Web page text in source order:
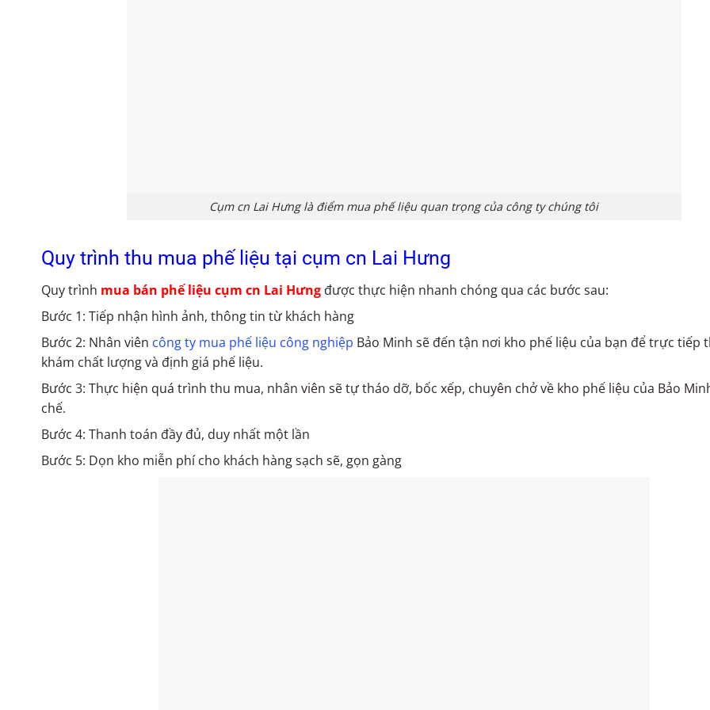
Cụm cn Lai Hưng là điểm mua phế liệu quan trọng của công ty chúng tôi
Quy trình thu mua phế liệu tại cụm cn Lai Hưng
Quy trình mua bán phế liệu cụm cn Lai Hưng được thực hiện nhanh chóng qua các bước sau:
Bước 1: Tiếp nhận hình ảnh, thông tin từ khách hàng
Bước 2: Nhân viên công ty mua phế liệu công nghiệp Bảo Minh sẽ đến tận nơi kho phế liệu của bạn để trực tiếp
khám chất lượng và định giá phế liệu.
Bước 3: Thực hiện quá trình thu mua, nhân viên sẽ tự tháo dỡ, bốc xếp, chuyên chở về kho phế liệu của Bảo
chế.
Bước 4: Thanh toán đầy đủ, duy nhất một lần
Bước 5: Dọn kho miễn phí cho khách hàng sạch sẽ, gọn gàng